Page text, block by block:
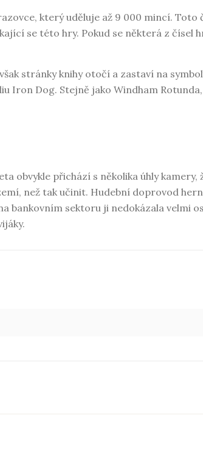
který uděluje až 9 000 mincí.
se této hry. Pokud se některá z čísel
stránky knihy otočí a zastaví na
Iron Dog. Stejně jako Windham
obvykle přichází s několika úhly kamery,
než tak učinit. Hudební doprovod
bankovním sektoru ji nedokázala velmi